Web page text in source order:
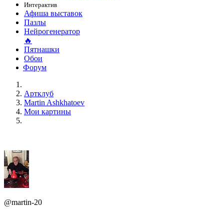
Интерактив
Афиша выставок
Пазлы
Нейрогенератор
🔥
Пятнашки
Обои
Форум
Артклуб
Martin Ashkhatoev
Мои картины
@martin-20